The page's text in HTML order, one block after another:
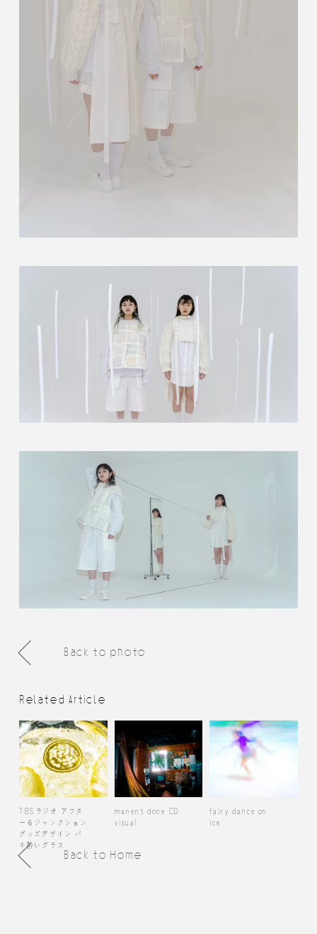
Back to photo
Related Article
TBSラジオ アフタ
ー６ジャンクション
グッズデザイン バ
キ酔いグラス
manent done CD
visual
fairy dance on
ice
Back to Home